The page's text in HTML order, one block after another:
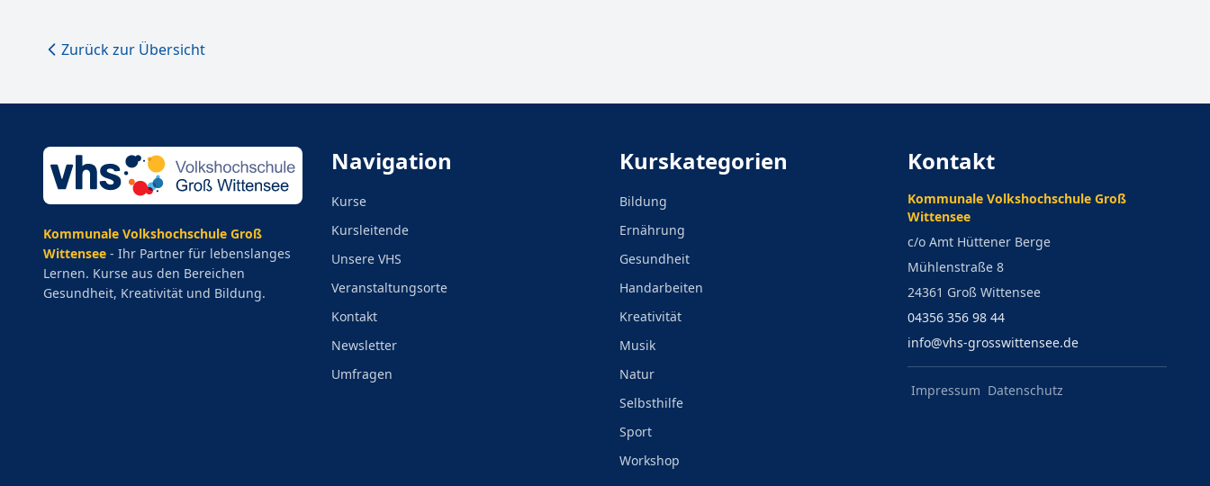
Zurück zur Übersicht
Kommunale Volkshochschule Groß
Wittensee - Ihr Partner für lebenslanges
Lernen. Kurse aus den Bereichen
Gesundheit, Kreativität und Bildung.
Navigation
Kurse
Kursleitende
Unsere VHS
Veranstaltungsorte
Kontakt
Newsletter
Umfragen
Kurskategorien
Bildung
Ernährung
Gesundheit
Handarbeiten
Kreativität
Musik
Natur
Selbsthilfe
Sport
Workshop
Kontakt
Kommunale Volkshochschule Groß
Wittensee
c/o Amt Hüttener Berge
Mühlenstraße 8
24361 Groß Wittensee
04356 356 98 44
info@vhs-grosswittensee.de
Impressum Datenschutz